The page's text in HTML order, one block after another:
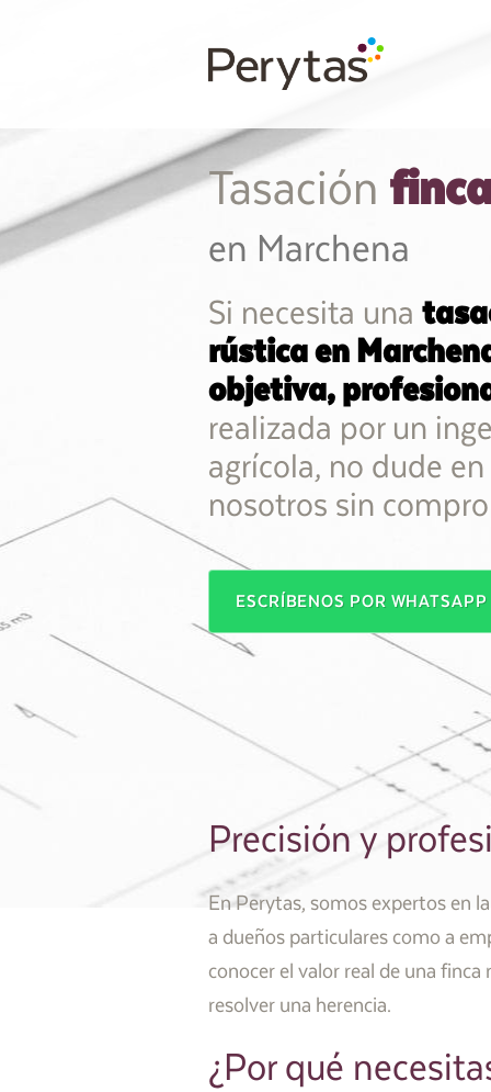
Tasación
en Marchena
Si necesita una
rústica en
objetiva,
realizada por un
agrícola, no dude
nosotros sin
ESCRÍBENOS POR WHATSAPP
Precisión y
En Perytas, somos expertos en
a dueños particulares como a
conocer el valor real de una finca
resolver una herencia.
¿Por qué